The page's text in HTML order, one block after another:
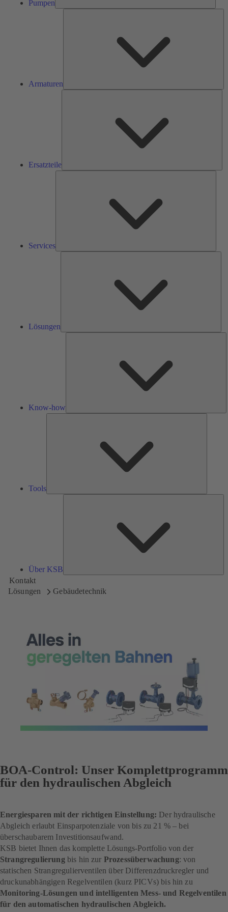
Pumpen
Armaturen
Ersatzteile
Services
Lösungen
Know-how
Tools
Über KSB
Kontakt
Lösungen
Gebäudetechnik
BOA-Control: Unser Komplettprogramm
für den hydraulischen Abgleich
Energiesparen mit der richtigen Einstellung: Der hydraulische
Abgleich erlaubt Einsparpotenziale von bis zu 21 % – bei
überschaubarem Investitionsaufwand.
KSB bietet Ihnen das komplette Lösungs-Portfolio von der
Strangregulierung bis hin zur Prozessüberwachung: von
statischen Strangregulierventilen über Differenzdruckregler und
druckunabhängigen Regelventilen (kurz PICVs) bis hin zu
Monitoring-Lösungen und intelligenten Mess- und Regelventilen
für den automatischen hydraulischen Abgleich.